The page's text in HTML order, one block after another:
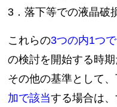
3．落下等での液晶破
これらの3つの内1つ
の検討を開始する時期
その他の基準として
加で該当する場合は